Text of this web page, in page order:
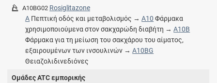
A10BG02 Rosiglitazone
A Πεπτική οδός και μεταβολισμός →A10 Φάρμακα
χρησιμοποιούμενα στον σακχαρώδη διαβήτη →A10B
Φάρμακα για τη μείωση του σακχάρου του αίματος,
εξαιρουμένων των ινσουλινών →A10BG
Θειαζολιδινεδιόνες
Ομάδες ATC εμπορικής